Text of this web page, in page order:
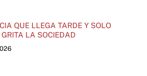
QUE LLEGA TARDE Y SOLO
LA SOCIEDAD